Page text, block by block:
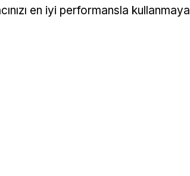
en iyi performansla kullanmaya